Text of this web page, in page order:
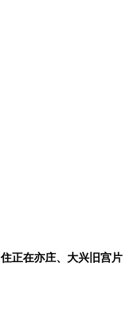
正在亦庄、大兴旧宫片